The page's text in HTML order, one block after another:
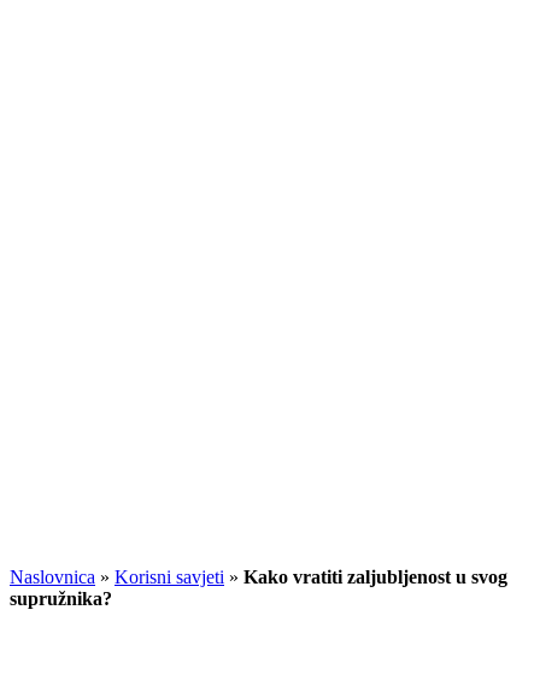
Naslovnica » Korisni savjeti » Kako vratiti zaljubljenost u svog
supružnika?